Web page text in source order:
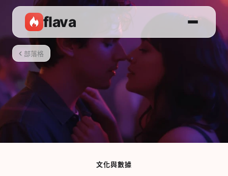
部落格
flava
文化與數據